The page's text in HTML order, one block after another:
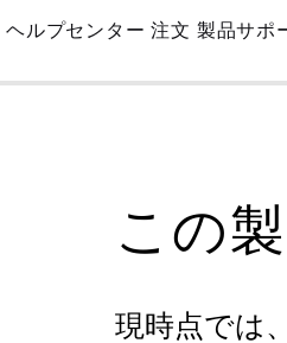
Skip
Main
ヘルプセンター 注文 製品サポ
この
現時点では